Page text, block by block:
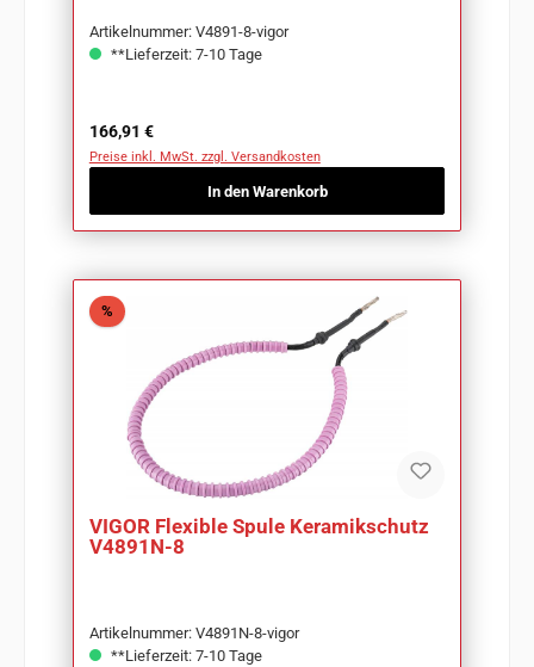
Artikelnummer: V4891-8-vigor
**Lieferzeit: 7-10 Tage
Regulärer Preis:
166,91 €
Preise inkl. MwSt. zzgl. Versandkosten
In den Warenkorb
%Rabatt
VIGOR Flexible Spule Keramikschutz
V4891N-8
Artikelnummer: V4891N-8-vigor
**Lieferzeit: 7-10 Tage